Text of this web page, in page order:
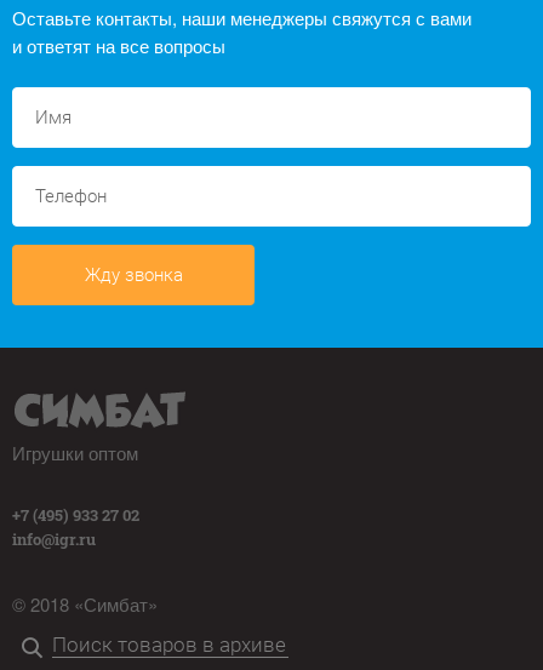
Оставьте контакты, наши менеджеры свяжутся с вами
и ответят на все вопросы
Жду звонка
Игрушки оптом
+7 (495) 933 27 02
info@igr.ru
© 2018 «Симбат»